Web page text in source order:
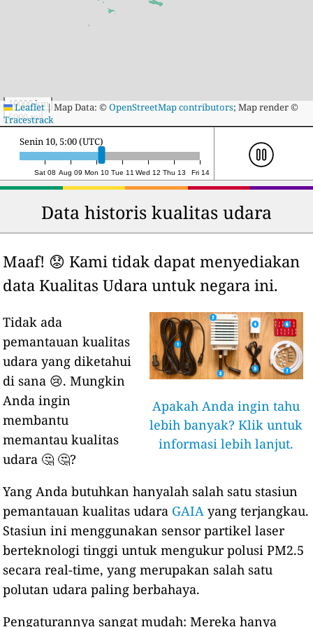
10000 km
5000 mi
Leaflet| Map Data: ©OpenStreetMap contributors; Map render ©
Tracestrack
Sat 08 Aug 09 Mon 10 Tue 11 Wed 12 Thu 13 Fri 14
Selasa 11, 0:00 (UTC)
Data historis kualitas udara
Maaf! 😟 Kami tidak dapat menyediakan
data Kualitas Udara untuk negara ini.
Apakah Anda ingin tahu
lebih banyak? Klik untuk
informasi lebih lanjut.
Tidak ada
pemantauan kualitas
udara yang diketahui
di sana 😢. Mungkin
Anda ingin
membantu
memantau kualitas
udara 🤔 🤔?
Yang Anda butuhkan hanyalah salah satu stasiun
pemantauan kualitas udara GAIA yang terjangkau.
Stasiun ini menggunakan sensor partikel laser
berteknologi tinggi untuk mengukur polusi PM2.5
secara real-time, yang merupakan salah satu
polutan udara paling berbahaya.
Pengaturannya sangat mudah: Mereka hanya